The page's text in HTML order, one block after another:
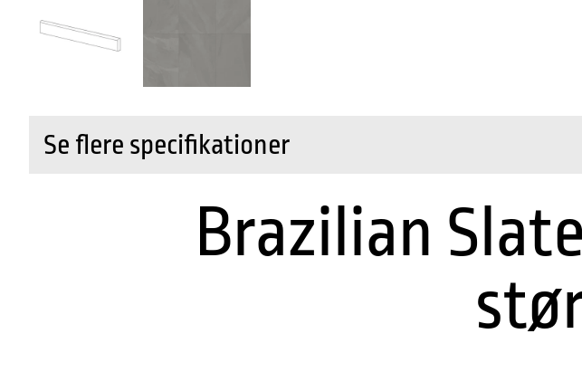
Se flere specifikationer
Brazilian